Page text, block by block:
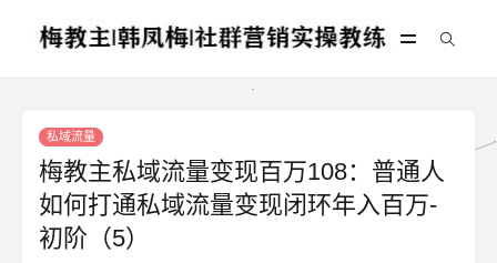
私域流量
梅教主私域流量变现百万108：普通人
如何打通私域流量变现闭环年入百万-
初阶（5）